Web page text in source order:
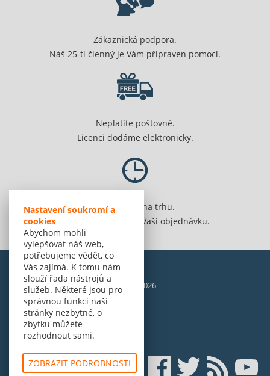
Nastavení soukromí a
cookies
Abychom mohli
vylepšovat náš web,
potřebujeme vědět, co
Vás zajímá. K tomu nám
slouží řada nástrojů a
služeb. Některé jsou pro
správnou funkci naší
stránky nezbytné, o
zbytku můžete
rozhodnout sami.
ZOBRAZIT PODROBNOSTI
Zákaznická podpora.
Náš 25-ti členný je Vám připraven pomoci.
Neplatíte poštovné.
Licenci dodáme elektronicky.
Jsme 20 let na trhu.
Spolehlivě vyřídíme Vaši objednávku.
© Amenit Software Solutions, 1998 - 2026
Powered by nopCommerce